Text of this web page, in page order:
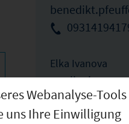
Elka Ivanova
Webanalyse-
uns Ihre Einwilligung